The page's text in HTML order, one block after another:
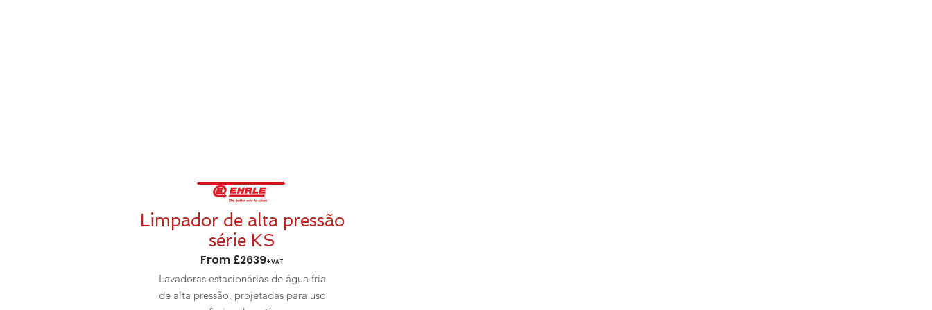
Limpador de alta pressão
série KS
From £2639+VAT
Lavadoras estacionárias de água fria
de alta pressão, projetadas para uso